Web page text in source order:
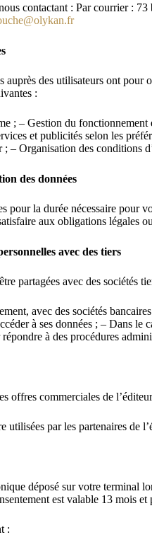
contactant : Par courrier :
auprès des utilisateurs ont
:
; – Gestion du
et publicités selon les
; – Organisation des conditions
des données
pour la durée nécessaire pour
aux obligations légales
avec des tiers
partagées avec des sociétés
avec des sociétés
à ses données ; – Dans
à des procédures
offres commerciales de
utilisées par les partenaires
déposé sur votre terminal
est valable 13 mois et
: